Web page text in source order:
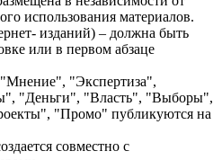
использования материалов.
изданий) – должна быть
или в первом абзаце
"Экспертиза",
"Деньги", "Власть", "Выборы",
"Промо" публикуются на
совместно с